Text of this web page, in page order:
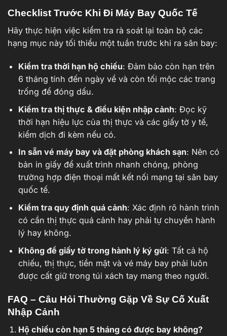
Checklist Trước Khi Đi Máy Bay Quốc Tế
Hãy thực hiện việc kiểm tra rà soát lại toàn bộ các
hạng mục này tối thiểu một tuần trước khi ra sân bay:
Kiểm tra thời hạn hộ chiếu: Đảm bảo còn hạn trên
6 tháng tính đến ngày về và còn tối mộc các trang
trống để đóng dấu.
Kiểm tra thị thực & điều kiện nhập cảnh: Đọc kỹ
thời hạn hiệu lực của thị thực và các giấy tờ y tế,
kiểm dịch đi kèm nếu có.
In sẵn vé máy bay và đặt phòng khách sạn: Nên có
bản in giấy để xuất trình nhanh chóng, phòng
trường hợp điện thoại mất kết nối mạng tại sân bay
quốc tế.
Kiểm tra quy định quá cảnh: Xác định rõ hành trình
có cần thị thực quá cảnh hay phải tự chuyển hành
lý hay không.
Không để giấy tờ trong hành lý ký gửi: Tất cả hộ
chiếu, thị thực, tiền mặt và vé máy bay phải luôn
được cất giữ trong túi xách tay mang theo người.
FAQ – Câu Hỏi Thường Gặp Về Sự Cố Xuất
Nhập Cảnh
Hộ chiếu còn hạn 5 tháng có được bay không?